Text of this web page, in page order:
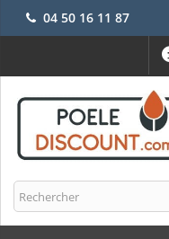
04 50 16 11 87